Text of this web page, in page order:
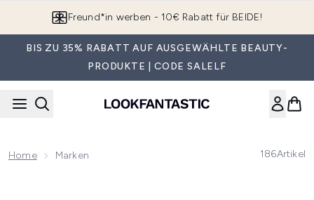
App downloaden & Extra-Rabatte erhalten*
BIS ZU 35% RABATT AUF AUSGEWÄHLTE BEAUTY-
PRODUKTE | CODE SALELF
Home Marken 186Artikel